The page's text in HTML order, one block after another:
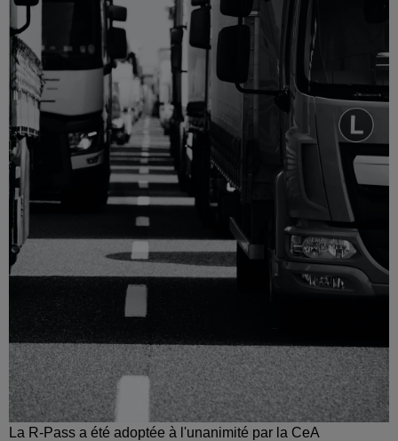
La R-Pass a été adoptée à l'unanimité par la CeA